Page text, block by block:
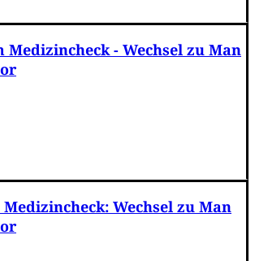
- Wechsel zu Man
Wechsel zu Man